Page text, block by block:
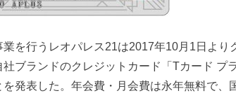
業を行うレオパレス21は2017年10月1日より
社ブランドのクレジットカード「Tカード プ
を発表した。年会費・月会費は永年無料で、